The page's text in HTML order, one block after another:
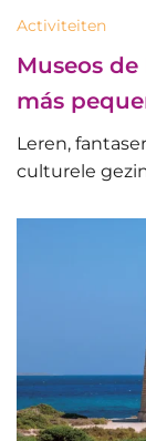
Activiteiten
Museos
más
Leren,
culturele